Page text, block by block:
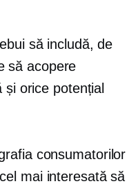
să includă, de
să acopere
orice potențial
consumatorilor
mai interesată să